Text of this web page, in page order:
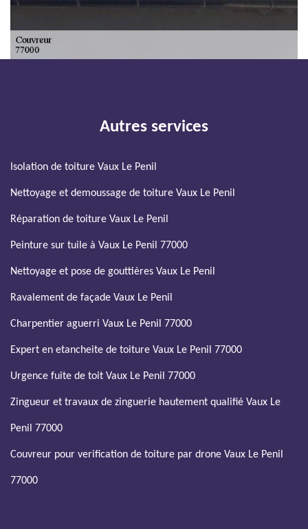
Autres services
Isolation de toiture Vaux Le Penil
Nettoyage et demoussage de toiture Vaux Le Penil
Réparation de toiture Vaux Le Penil
Peinture sur tuile à Vaux Le Penil 77000
Nettoyage et pose de gouttières Vaux Le Penil
Ravalement de façade Vaux Le Penil
Charpentier aguerri Vaux Le Penil 77000
Expert en etancheite de toiture Vaux Le Penil 77000
Urgence fuite de toit Vaux Le Penil 77000
Zingueur et travaux de zinguerie hautement qualifié Vaux Le
Penil 77000
Couvreur pour verification de toiture par drone Vaux Le Penil
77000